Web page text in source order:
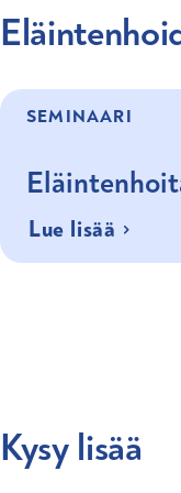
Kysy lisää
SEMINAARI
Lue lisää